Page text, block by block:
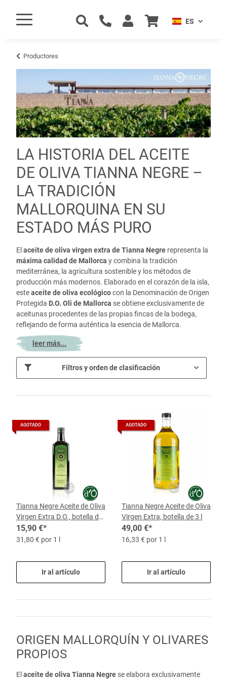
ES
Productores
LA HISTORIA DEL ACEITE
DE OLIVA TIANNA NEGRE –
LA TRADICIÓN
MALLORQUINA EN SU
ESTADO MÁS PURO
El aceite de oliva virgen extra de Tianna Negre representa la
máxima calidad de Mallorca y combina la tradición
mediterránea, la agricultura sostenible y los métodos de
producción más modernos. Elaborado en el corazón de la isla,
esteaceite de oliva ecológicocon la Denominación de Origen
Protegida D.O. Oli de Mallorca se obtiene exclusivamente de
aceitunas procedentes de las propias fincas de la bodega,
reflejando de forma auténtica la esencia de Mallorca.
leer más...
Filtros y orden de clasificación
AGOTADO
Tianna Negre Aceite de Oliva
Virgen Extra D.O., botella de
0,5 l
15,90 €*
31,80 € por 1 l
Ir al artículo
AGOTADO
Tianna Negre Aceite de Oliva
Virgen Extra, botella de 3 l
49,00 €*
16,33 € por 1 l
Ir al artículo
ORIGEN MALLORQUÍN Y OLIVARES
PROPIOS
El aceite de oliva Tianna Negre se elabora exclusivamente